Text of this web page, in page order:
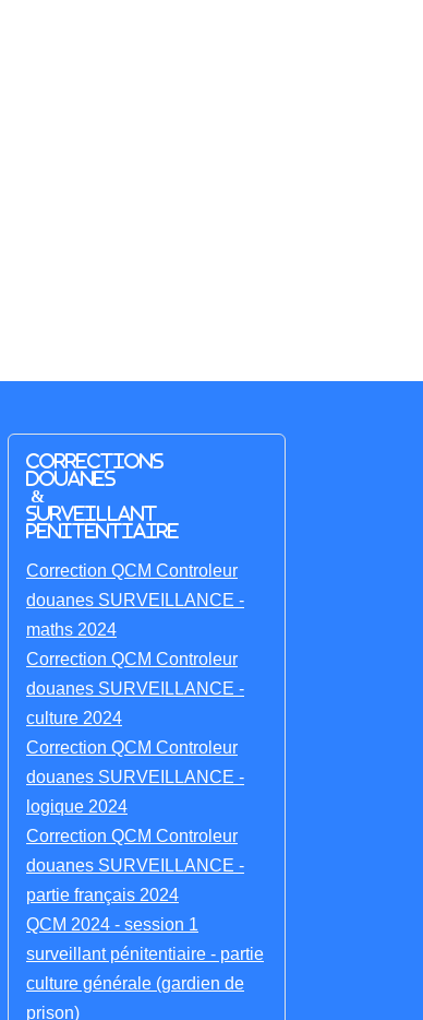
Corrections
Douanes
&
Surveillant
penitentiaire
Correction QCM Controleur
douanes SURVEILLANCE -
maths 2024
Correction QCM Controleur
douanes SURVEILLANCE -
culture 2024
Correction QCM Controleur
douanes SURVEILLANCE -
logique 2024
Correction QCM Controleur
douanes SURVEILLANCE -
partie français 2024
QCM 2024 - session 1
surveillant pénitentiaire - partie
culture générale (gardien de
prison)